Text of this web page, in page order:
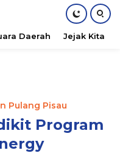
Daerah Jejak Kita
Pulang Pisau
Program